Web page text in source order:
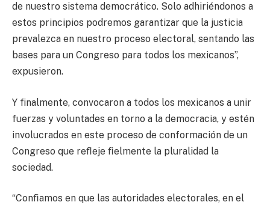
de nuestro sistema democrático. Solo adhiriéndonos a
estos principios podremos garantizar que la justicia
prevalezca en nuestro proceso electoral, sentando las
bases para un Congreso para todos los mexicanos”,
expusieron.
Y finalmente, convocaron a todos los mexicanos a unir
fuerzas y voluntades en torno a la democracia, y estén
involucrados en este proceso de conformación de un
Congreso que reﬂeje ﬁelmente la pluralidad la
sociedad.
“Conﬁamos en que las autoridades electorales, en el